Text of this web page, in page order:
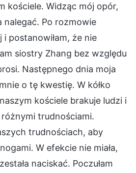
kościele. Widząc mój opór,
nalegać. Po rozmowie
i postanowiłam, że nie
siostry Zhang bez względu
Następnego dnia moja
o tę kwestię. W kółko
kościele brakuje ludzi i
trudnościami.
trudnościach, aby
W efekcie nie miała,
naciskać. Poczułam